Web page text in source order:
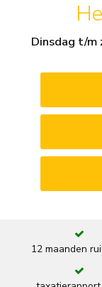
Dinsdag t/m
12 maanden